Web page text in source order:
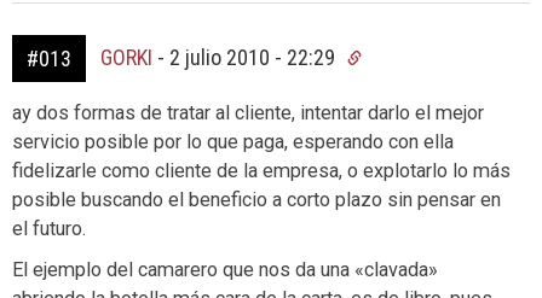
#013 GORKI - 2 julio 2010 - 22:29
ay dos formas de tratar al cliente, intentar darlo el mejor
servicio posible por lo que paga, esperando con ella
fidelizarle como cliente de la empresa, o explotarlo lo más
posible buscando el beneficio a corto plazo sin pensar en
el futuro.
El ejemplo del camarero que nos da una «clavada»